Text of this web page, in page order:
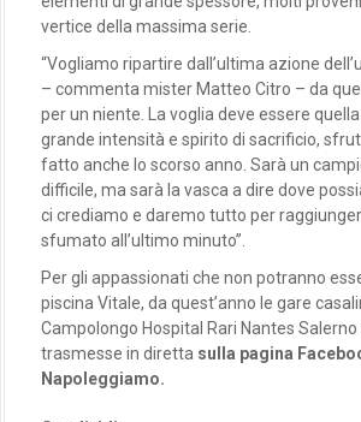
vertice della massima serie.
“Vogliamo ripartire dall’ultima azione
– commenta mister Matteo Citro – da
per un niente. La voglia deve essere
grande intensità e spirito di sacrificio,
fatto anche lo scorso anno. Sarà un
difficile, ma sarà la vasca a dire dove
ci crediamo e daremo tutto per
sfumato all’ultimo minuto”.
Per gli appassionati che non potranno
piscina Vitale, da quest’anno le gare
Campolongo Hospital Rari Nantes
trasmesse in diretta sulla pagina
Napoleggiamo.